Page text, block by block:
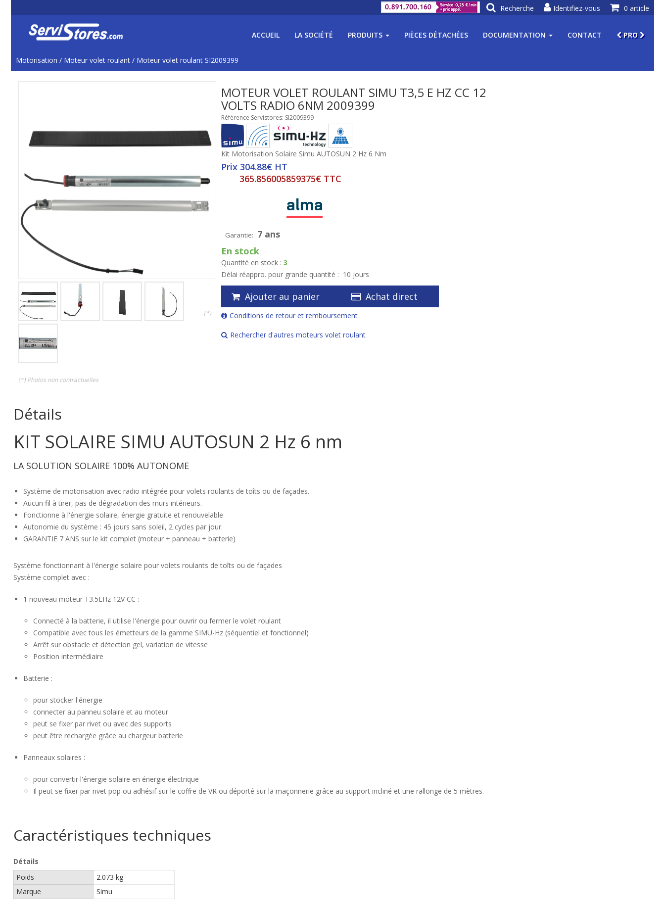
ACCUEIL LA SOCIÉTÉ PRODUITS PIÈCES DÉTACHÉES DOCUMENTATION CONTACT PRO
Motorisation / Moteur volet roulant / Moteur volet roulant SI2009399
(*)
(*) Photos non contractuelles
MOTEUR VOLET ROULANT SIMU T3,5 E HZ CC 12
VOLTS RADIO 6NM 2009399
Référence Servistores: SI2009399
Kit Motorisation Solaire Simu AUTOSUN 2 Hz 6 Nm
Prix 304.88€ HT
365.856005859375€ TTC
Garantie: 7 ans
En stock
Quantité en stock : 3
Délai réappro. pour grande quantité : 10 jours
Ajouter au panier Achat direct
Conditions de retour et remboursement
Rechercher d'autres moteurs volet roulant
Détails
KIT SOLAIRE SIMU AUTOSUN 2 Hz 6 nm
LA SOLUTION SOLAIRE 100% AUTONOME
Système de motorisation avec radio intégrée pour volets roulants de toîts ou de façades.
Aucun fil à tirer, pas de dégradation des murs intérieurs.
Fonctionne à l'énergie solaire, énergie gratuite et renouvelable
Autonomie du système : 45 jours sans soleil, 2 cycles par jour.
GARANTIE 7 ANS sur le kit complet (moteur + panneau + batterie)
Système fonctionnant à l'énergie solaire pour volets roulants de toîts ou de façades
Système complet avec :
1 nouveau moteur T3.5EHz 12V CC :
Connecté à la batterie, il utilise l'énergie pour ouvrir ou fermer le volet roulant
Compatible avec tous les émetteurs de la gamme SIMU-Hz (séquentiel et fonctionnel)
Arrêt sur obstacle et détection gel, variation de vitesse
Position intermédiaire
Batterie :
pour stocker l'énergie
connecter au panneu solaire et au moteur
peut se fixer par rivet ou avec des supports
peut être rechargée grâce au chargeur batterie
Panneaux solaires :
pour convertir l'énergie solaire en énergie électrique
Il peut se fixer par rivet pop ou adhésif sur le coffre de VR ou déporté sur la maçonnerie grâce au support incliné et une rallonge de 5 mètres.
Caractéristiques techniques
Détails
Poids
2.073 kg
Marque
Simu
0 article
Identifiez-vous
Recherche